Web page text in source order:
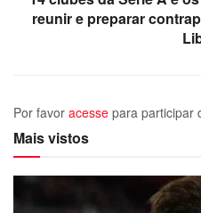
reunir e preparar
Por favor acesse para participar
Mais vistos